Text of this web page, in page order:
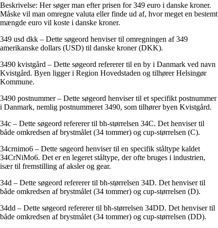
Beskrivelse: Her søger man efter prisen for 349 euro i danske kroner.
Måske vil man omregne valuta eller finde ud af, hvor meget en bestemt
mængde euro vil koste i danske kroner.
349 usd dkk – Dette søgeord henviser til omregningen af 349
amerikanske dollars (USD) til danske kroner (DKK).
3490 kvistgård – Dette søgeord refererer til en by i Danmark ved navn
Kvistgård. Byen ligger i Region Hovedstaden og tilhører Helsingør
Kommune.
3490 postnummer – Dette søgeord henviser til et specifikt postnummer
i Danmark, nemlig postnummeret 3490, som tilhører byen Kvistgård.
34c – Dette søgeord refererer til bh-størrelsen 34C. Det henviser til
både omkredsen af brystmålet (34 tommer) og cup-størrelsen (C).
34crnimo6 – Dette søgeord henviser til en specifik ståltype kaldet
34CrNiMo6. Det er en legeret ståltype, der ofte bruges i industrien,
især til fremstilling af aksler og gear.
34d – Dette søgeord refererer til bh-størrelsen 34D. Det henviser til
både omkredsen af brystmålet (34 tommer) og cup-størrelsen (D).
34dd – Dette søgeord refererer til bh-størrelsen 34DD. Det henviser til
både omkredsen af brystmålet (34 tommer) og cup-størrelsen (DD).